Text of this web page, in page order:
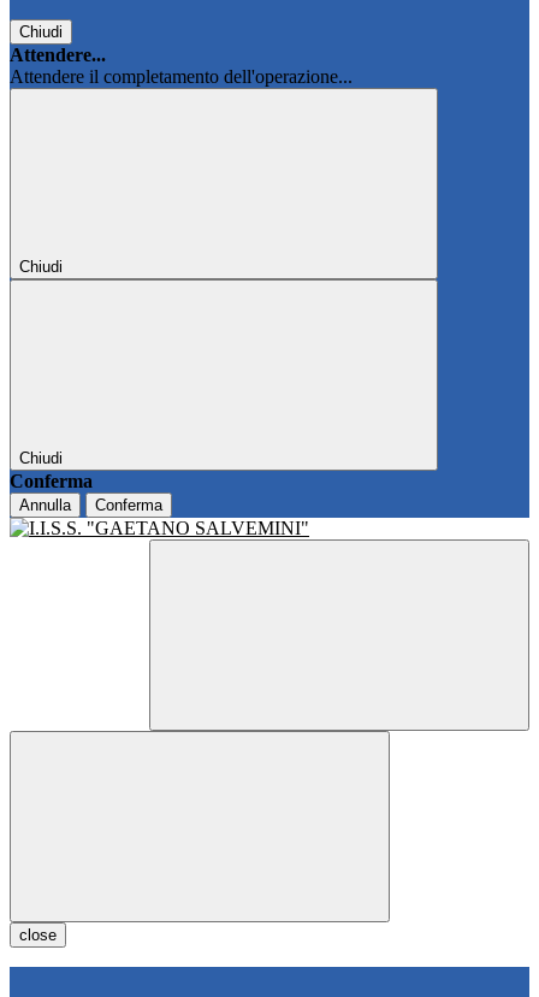
Chiudi
Attendere...
Attendere il completamento dell'operazione...
Chiudi
Chiudi
Conferma
Annulla Conferma
close